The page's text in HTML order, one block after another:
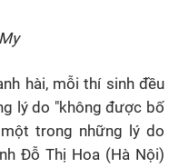
hài, mỗi thí sinh đều
lý do "không được bố
trong những lý do
Đỗ Thị Hoa (Hà Nội)